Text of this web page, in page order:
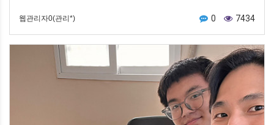
웹관리자0(관리*) 0 7434